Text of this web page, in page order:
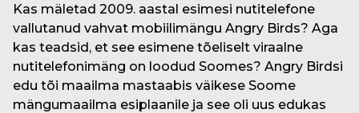
Kas mäletad 2009. aastal esimesi nutitelefone
vallutanud vahvat mobiilimängu Angry Birds? Aga
kas teadsid, et see esimene tõeliselt viraalne
nutitelefonimäng on loodud Soomes? Angry Birdsi
edu tõi maailma mastaabis väikese Soome
mängumaailma esiplaanile ja see oli uus edukas